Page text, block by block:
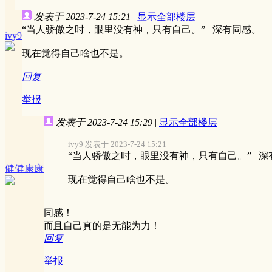
ivy9
发表于 2023-7-24 15:21 | 显示全部楼层
“当人骄傲之时，眼里没有神，只有自己。” 深有同感。
现在觉得自己啥也不是。
回复
举报
健健康康
发表于 2023-7-24 15:29 | 显示全部楼层
ivy9 发表于 2023-7-24 15:21
“当人骄傲之时，眼里没有神，只有自己。” 深
现在觉得自己啥也不是。
同感！
而且自己真的是无能为力！
回复
举报